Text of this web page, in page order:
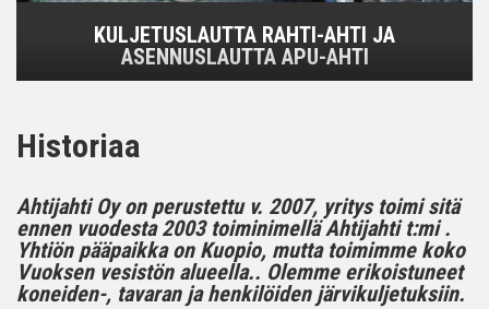
KULJETUSLAUTTA RAHTI-AHTI JA
ASENNUSLAUTTA APU-AHTI
Historiaa
Ahtijahti Oy on perustettu v. 2007, yritys toimi sitä
ennen vuodesta 2003 toiminimellä Ahtijahti t:mi .
Yhtiön pääpaikka on Kuopio, mutta toimimme koko
Vuoksen vesistön alueella.. Olemme erikoistuneet
koneiden-, tavaran ja henkilöiden järvikuljetuksiin.